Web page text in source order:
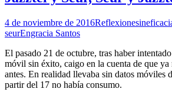
4 de noviembre de 2016Reflexiones
seurEngracia Santos
El pasado 21 de octubre, tras haber
móvil sin éxito, caigo en la cuenta de que ya
antes. En realidad llevaba sin datos móviles
partir del 17 no había consumo.